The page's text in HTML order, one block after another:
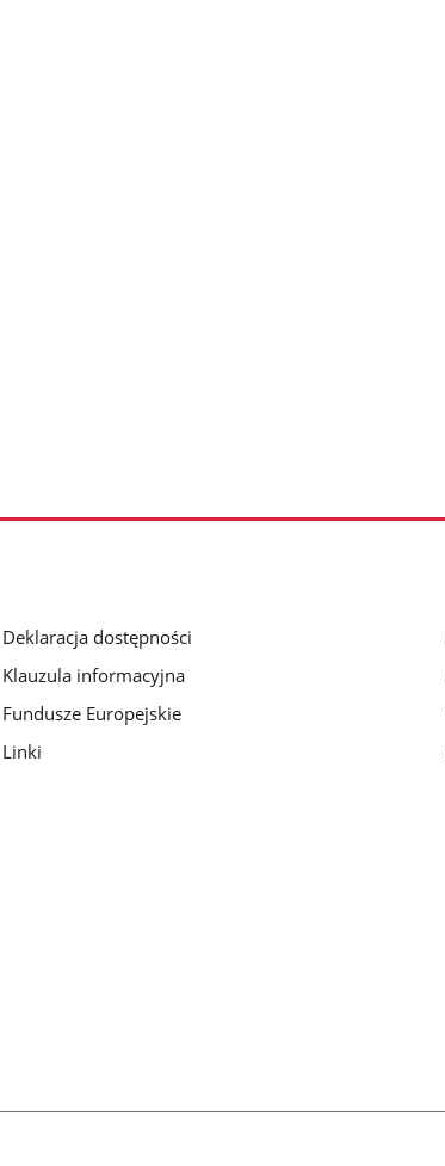
Deklaracja dostępności
Klauzula informacyjna
Fundusze Europejskie
Linki